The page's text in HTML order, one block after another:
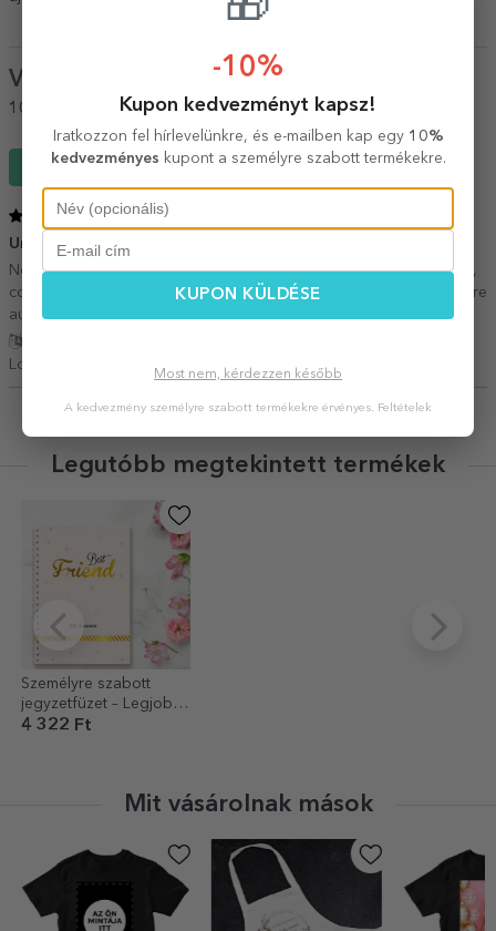
Vélemények
100%
ajánlaná egy barátjának
Írj egy véleményt
5/ 5
Un cadou inspirat
Notebook-ul este frumos realizat, a respectat toate cerințele mele,
coperți de calitate. Îl recomand, este un cadou ideal pentru cei care
au multe de spus
Loredana,
Legutóbb megtekintett termékek
Személyre szabott
jegyzetfüzet – Legjobb
barát, arany
4 322 Ft
Mit vásárolnak mások
-30%
-10%
Kupon kedvezményt kapsz!
Iratkozzon fel hírlevelünkre, és e-mailben kap egy 10%
kedvezményes kupont a személyre szabott termékekre.
KUPON KÜLDÉSE
Most nem, kérdezzen később
A kedvezmény személyre szabott termékekre érvényes. Feltételek